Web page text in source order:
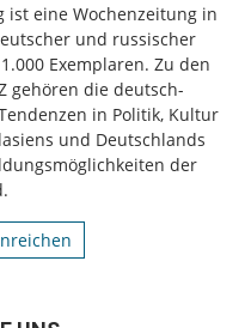
ist eine Wochenzeitung in
und russischer
Exemplaren. Zu den
gehören die deutsch-
in Politik, Kultur
und Deutschlands
der